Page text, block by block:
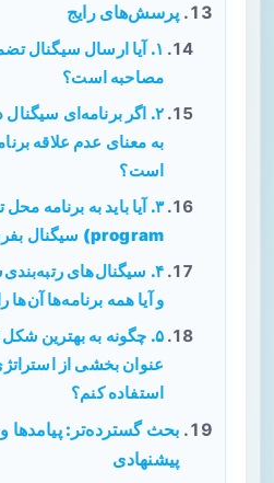
پرسش‌های رایج
۱. آیا ارسال سیگنال
مصاحبه است؟
۲. اگر برنامه‌ای سیگنال
به معنای عدم علاقه
است؟
program) سیگنال بفرستم؟
۴. سیگنال‌های
و آیا همه برنامه‌ها
۵. چگونه به بهترین
عنوان بخشی از
استفاده کنم؟
بحث گسترده‌تر: پیامدها
پیشنهادی